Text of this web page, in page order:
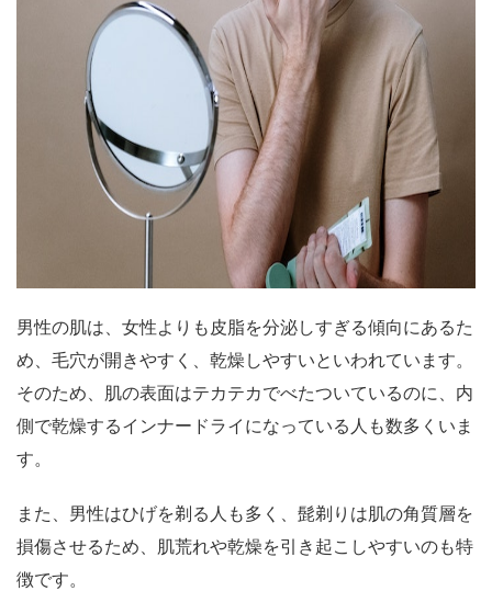
男性の肌は、女性よりも皮脂を分泌しすぎる傾向にあるた
め、毛穴が開きやすく、乾燥しやすいといわれています。
そのため、肌の表面はテカテカでべたついているのに、内
側で乾燥するインナードライになっている人も数多くいま
す。
また、男性はひげを剃る人も多く、髭剃りは肌の角質層を
損傷させるため、肌荒れや乾燥を引き起こしやすいのも特
徴です。